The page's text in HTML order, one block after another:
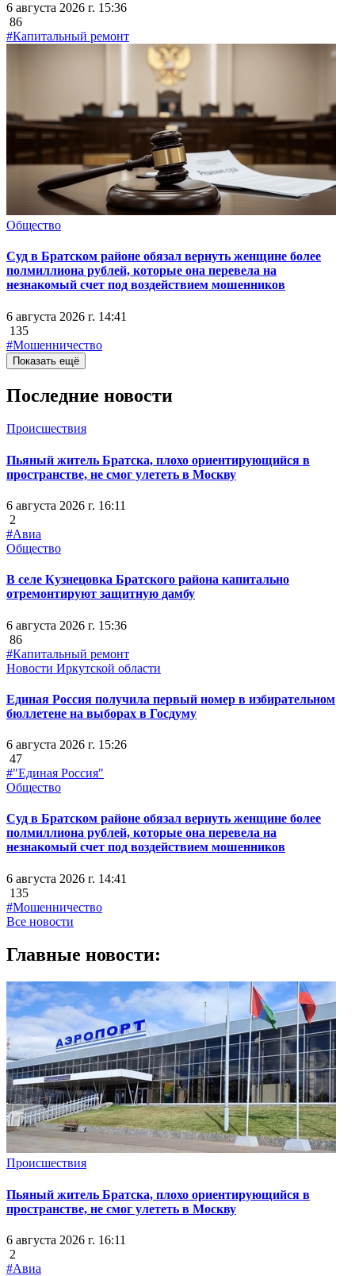
6 августа 2026 г. 15:36
86
#Капитальный ремонт
Общество
Суд в Братском районе обязал вернуть женщине более
полмиллиона рублей, которые она перевела на
незнакомый счет под воздействием мошенников
6 августа 2026 г. 14:41
135
#Мошенничество
Показать ещё
Последние новости
Происшествия
Пьяный житель Братска, плохо ориентирующийся в
пространстве, не смог улететь в Москву
6 августа 2026 г. 16:11
2
#Авиа
Общество
В селе Кузнецовка Братского района капитально
отремонтируют защитную дамбу
6 августа 2026 г. 15:36
86
#Капитальный ремонт
Новости Иркутской области
Единая Россия получила первый номер в избирательном
бюллетене на выборах в Госдуму
6 августа 2026 г. 15:26
47
#"Единая Россия"
Общество
Суд в Братском районе обязал вернуть женщине более
полмиллиона рублей, которые она перевела на
незнакомый счет под воздействием мошенников
6 августа 2026 г. 14:41
135
#Мошенничество
Все новости
Главные новости:
Происшествия
Пьяный житель Братска, плохо ориентирующийся в
пространстве, не смог улететь в Москву
6 августа 2026 г. 16:11
2
#Авиа